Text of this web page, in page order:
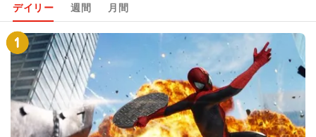
デイリー 週間 月間